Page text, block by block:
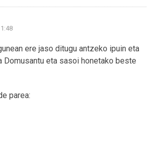
ere jaso ditugu antzeko ipuin eta
Domusantu eta sasoi honetako beste
parea: